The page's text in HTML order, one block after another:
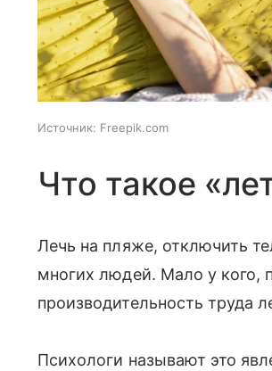
Источник: Freepik.com
Что такое
Лечь на пляже, отключить
многих людей. Мало у кого,
производительность труда
Психологи называют это